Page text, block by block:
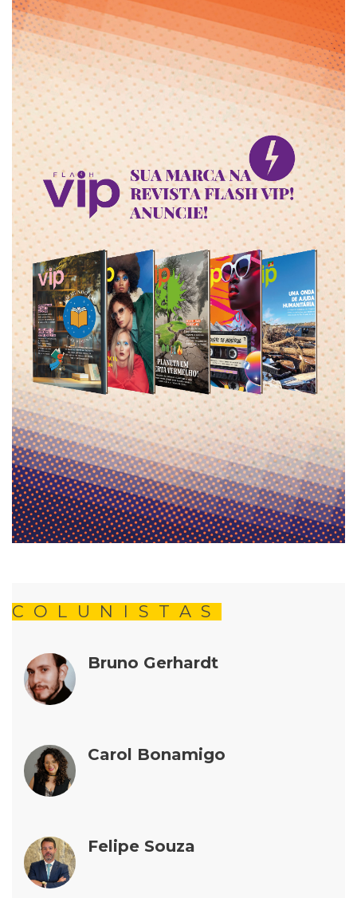
COLUNISTAS
Bruno Gerhardt
Carol Bonamigo
Felipe Souza